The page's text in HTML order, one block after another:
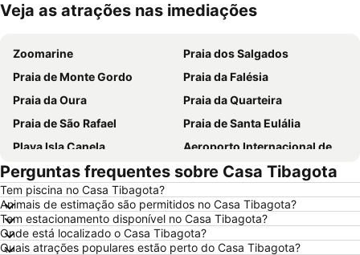
Ampliar mapa
Veja as atrações nas imediações
Zoomarine
Praia dos Salgados
Praia de Monte Gordo
Praia da Falésia
Praia da Oura
Praia da Quarteira
Praia de São Rafael
Praia de Santa Eulália
Playa Isla Canela
Aeroporto Internacional de Faro - Gago Coutinho
Praia da Galé
Praia dos Pescadores
Vilamoura Marina
Praia da Ilha da Armona
Balaia Golf Village
Praia da Ilha de Tavira
Praia do Barril
Perguntas frequentes sobre Casa Tibagota
Tem piscina no Casa Tibagota?
Animais de estimação são permitidos no Casa Tibagota?
Tem estacionamento disponível no Casa Tibagota?
Onde está localizado o Casa Tibagota?
Quais atrações populares estão perto do Casa Tibagota?